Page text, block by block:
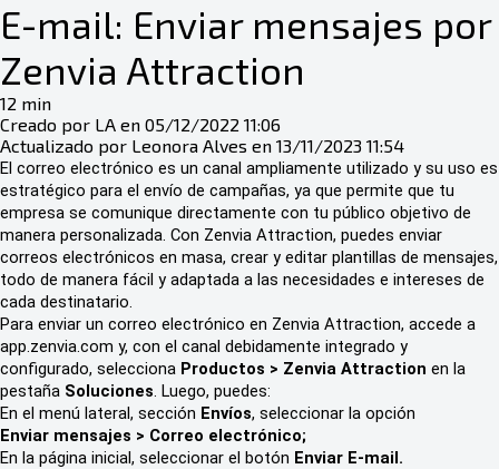
E-mail: Enviar mensajes por
Zenvia Attraction
12 min
Creado por LA en 05/12/2022 11:06
Actualizado por Leonora Alves en 13/11/2023 11:54
El correo electrónico es un canal ampliamente utilizado y su uso es
estratégico para el envío de campañas, ya que permite que tu
empresa se comunique directamente con tu público objetivo de
manera personalizada. Con Zenvia Attraction, puedes enviar
correos electrónicos en masa, crear y editar plantillas de mensajes,
todo de manera fácil y adaptada a las necesidades e intereses de
cada destinatario.
Para enviar un correo electrónico en Zenvia Attraction, accede a
app.zenvia.com y, con el canal debidamente integrado y
configurado, selecciona Productos > Zenvia Attraction en la
pestaña Soluciones. Luego, puedes:
En el menú lateral, sección Envíos, seleccionar la opción
Enviar mensajes > Correo electrónico;
En la página inicial, seleccionar el botón Enviar E-mail.